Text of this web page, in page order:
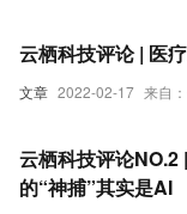
文章 2022-02-17 来自
云栖科技评论 | 医
云栖科技评论NO.2
的“神捕”其实是AI